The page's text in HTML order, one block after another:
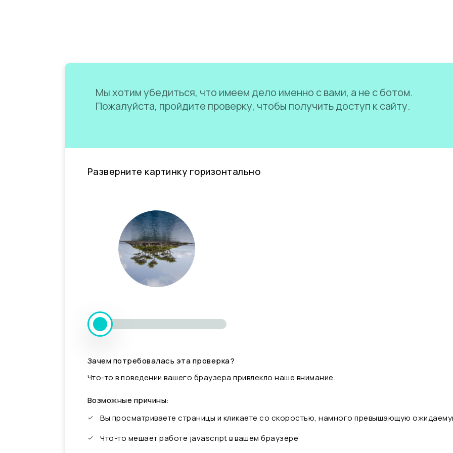
Мы хотим убедиться, что имеем дело именно с вами, а не с ботом.
Пожалуйста, пройдите проверку, чтобы получить доступ к сайту.
Разверните картинку горизонтально
Зачем потребовалась эта проверка?
Что-то в поведении вашего браузера привлекло наше внимание.
Возможные причины:
Вы просматриваете страницы и кликаете со скоростью, намного превышающую
Что-то мешает работе javascript в вашем браузере